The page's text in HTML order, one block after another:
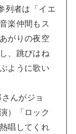
列者は「イエ
楽仲間もス
がりの夜空
、跳びはね
ように歌い
んがジョ
）「ロック
唱してくれ